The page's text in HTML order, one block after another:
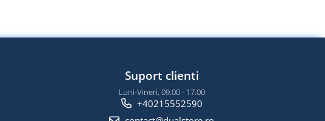
Suport clienti
Luni-Vineri, 09.00 - 17.00
+40215552590